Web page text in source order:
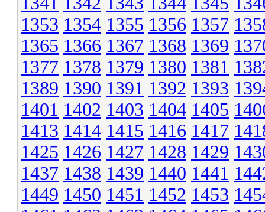
1353 1354 1355 1356 1357
1365 1366 1367 1368 1369
1377 1378 1379 1380 1381
1389 1390 1391 1392 1393
1401 1402 1403 1404 1405
1413 1414 1415 1416 1417
1425 1426 1427 1428 1429
1437 1438 1439 1440 1441
1449 1450 1451 1452 1453